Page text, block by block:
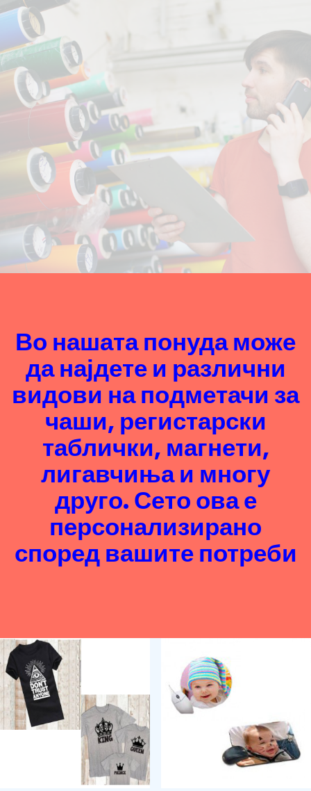
Во нашата понуда може
да најдете и различни
видови на подметачи за
чаши, регистарски
таблички, магнети,
лигавчиња и многу
друго. Сето ова е
персонализирано
според вашите потреби